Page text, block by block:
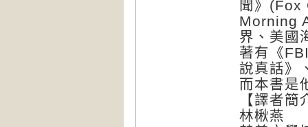
聞》(Fox
Morning
界、美國
著有《
說真話》
而本書是
【譯者簡
林楸燕